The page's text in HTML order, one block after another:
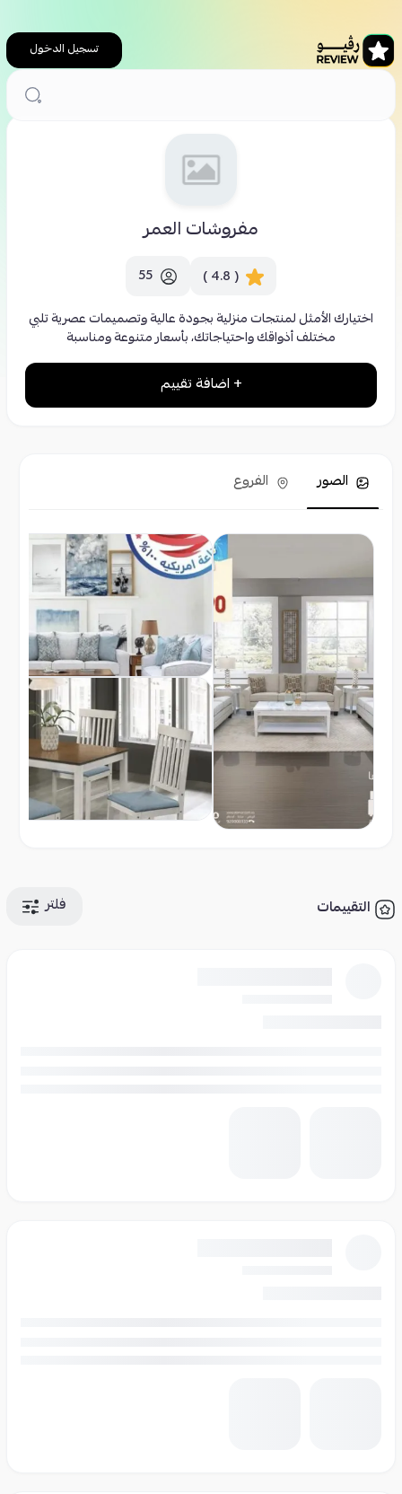
تسجيل الدخول
مفروشات العمر
( 4.8 )
55
اختيارك الأمثل لمنتجات منزلية بجودة عالية وتصميمات عصرية تلبي
مختلف أذواقك واحتياجاتك، بأسعار متنوعة ومناسبة
+ اضافة تقييم
الصور الفروع
التقييمات فلتر